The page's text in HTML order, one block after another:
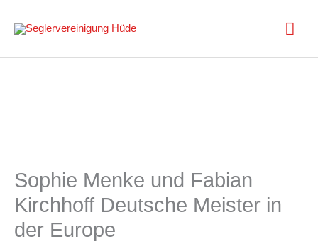
Inhalt
springen
Sophie Menke und Fabian
Kirchhoff Deutsche Meister in
der Europe